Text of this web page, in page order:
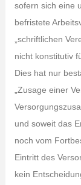
sofern sich eine
befristete
„schriftlichen
nicht konstitutiv
Dies hat nur
„Zusage einer
und soweit das
noch vom
Eintritt des
kein